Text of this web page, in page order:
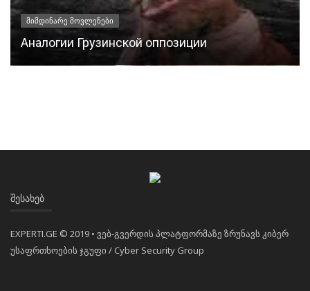
მიმდინარე მოვლენები
Аналогии Грузинской оппозиции
ᲨᲔᲡᲐᲮᲔᲑ
EXPERTI.GE © 2019 • ვებ-გვერდის პლატფორმაზე ზრუნავს კიბერ
უსაფრთხოების ჯგუფი / Cyber Security Group